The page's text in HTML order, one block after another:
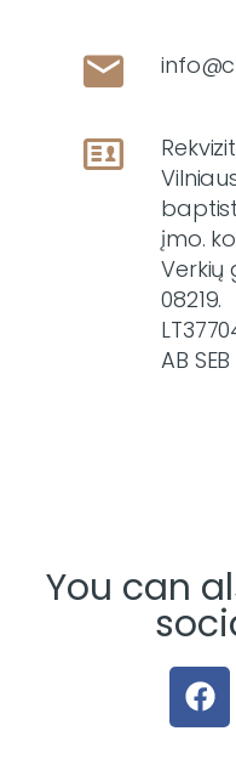
įmo.
Verkių
08219.
AB
You can